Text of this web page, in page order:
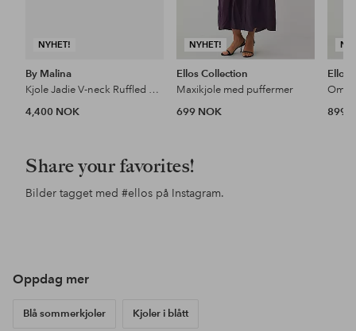
NYHET!
By Malina
Kjole Jadie V-neck Ruffled Mini
4,400 NOK
NYHET!
Ellos Collection
Maxikjole med puffermer
699 NOK
Ellos
899
Share your favorites!
Bilder tagget med #ellos på Instagram.
Oppdag mer
Blå sommerkjoler Kjoler i blått